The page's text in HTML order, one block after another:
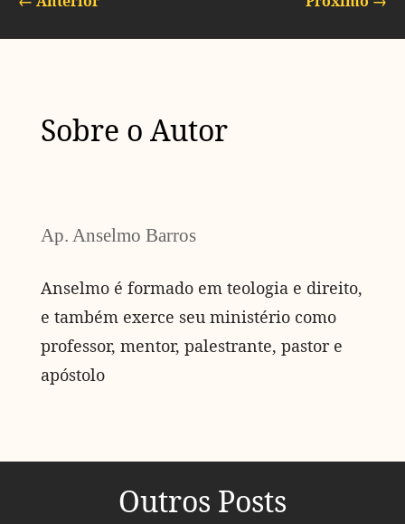
Sobre o Autor
Ap. Anselmo Barros
Anselmo é formado em teologia e direito,
e também exerce seu ministério como
professor, mentor, palestrante, pastor e
apóstolo
Outros Posts